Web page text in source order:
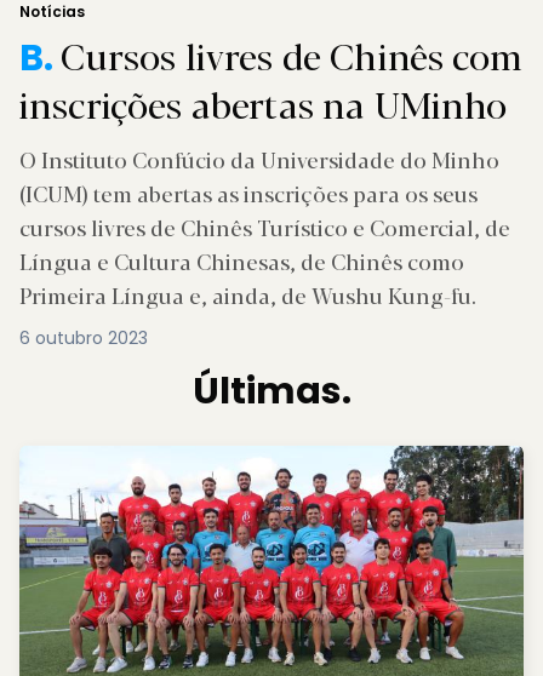
Notícias
B.Cursos livres de Chinês com
inscrições abertas na UMinho
O Instituto Confúcio da Universidade do Minho
(ICUM) tem abertas as inscrições para os seus
cursos livres de Chinês Turístico e Comercial, de
Língua e Cultura Chinesas, de Chinês como
Primeira Língua e, ainda, de Wushu Kung-fu.
6 outubro 2023
Últimas.